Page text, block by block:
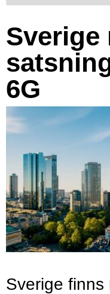
Sverige
6G
Sverige